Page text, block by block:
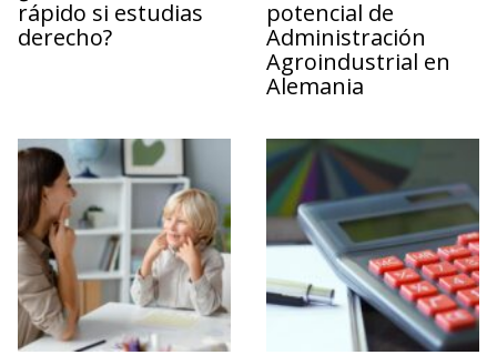
rápido si estudias
derecho?
potencial de
Administración
Agroindustrial en
Alemania